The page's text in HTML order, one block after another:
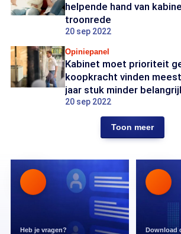
helpende hand van
troonrede
20 sep 2022
Opiniepanel
Kabinet moet prioriteit
koopkracht vinden
jaar stuk minder
20 sep 2022
Toon meer
Heb je vragen? Download